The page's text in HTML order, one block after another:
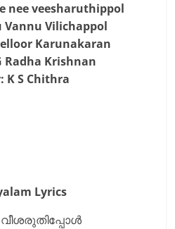
nee veesharuthippol
Vannu Vilichappol
Karunakaran
Radha Krishnan
K S Chithra
Lyrics
വീശരുതിപ്പോള്‍